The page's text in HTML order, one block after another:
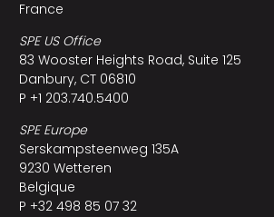
France
SPE US Office
83 Wooster Heights Road, Suite 125
Danbury, CT 06810
P +1 203.740.5400
SPE Europe
Serskampsteenweg 135A
9230 Wetteren
Belgique
P +32 498 85 07 32